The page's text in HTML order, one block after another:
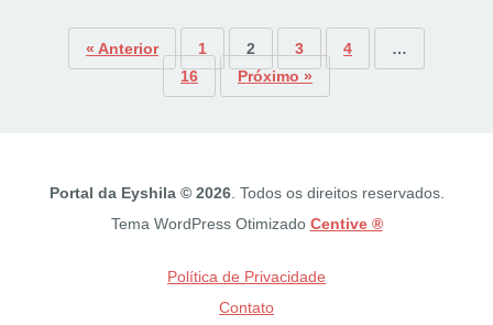
« Anterior 1 2 3 4
…
16
Próximo »
Portal da Eyshila © 2026. Todos os direitos reservados.
Tema WordPress Otimizado Centive ®
Política de Privacidade
Contato